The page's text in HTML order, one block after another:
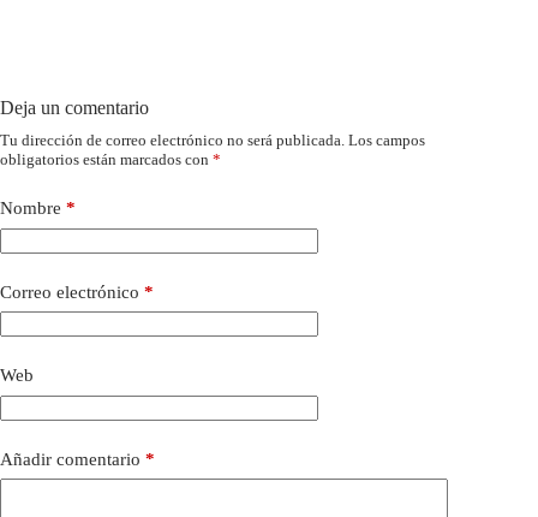
Deja un comentario
Tu dirección de correo electrónico no será publicada. Los campos
obligatorios están marcados con *
Nombre *
Correo electrónico *
Web
Añadir comentario *